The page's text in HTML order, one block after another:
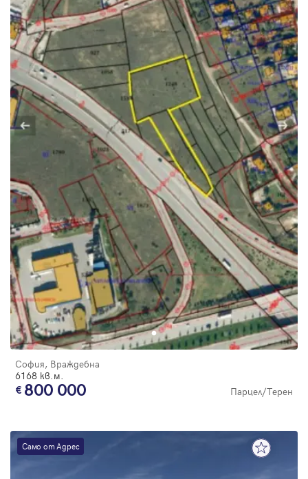
София, Враждебна
6168 кв.м.
800 000 Парцел/Терен
Само от Адрес
Парола
Вход с имейл
Забравена парола
Регистрация